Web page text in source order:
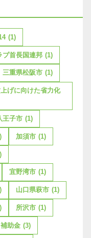
(1)
ブ首長国連邦 (1)
三重県松阪市 (1)
げに向けた省力化
王子市 (1)
加須市 (1)
宜野湾市 (1)
山口県萩市 (1)
所沢市 (1)
助金 (3)